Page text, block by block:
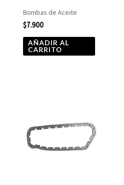
Bombas de Aceite
$7.900
AÑADIR AL
CARRITO